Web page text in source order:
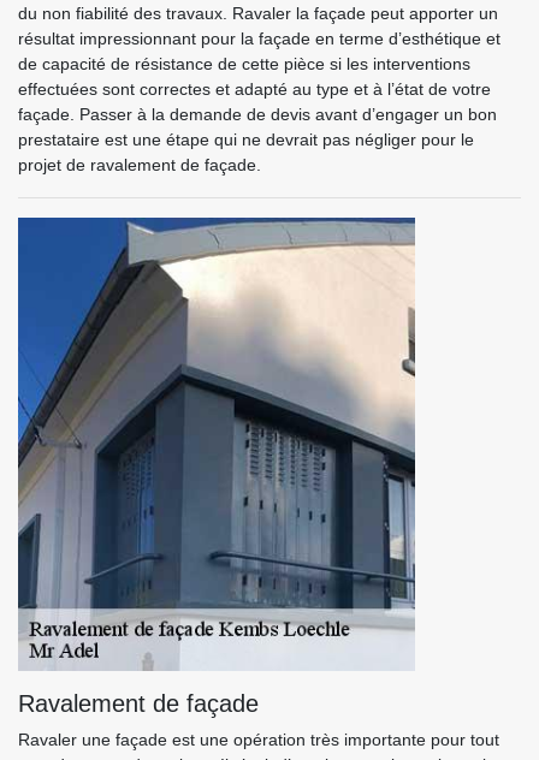
du non fiabilité des travaux. Ravaler la façade peut apporter un
résultat impressionnant pour la façade en terme d’esthétique et
de capacité de résistance de cette pièce si les interventions
effectuées sont correctes et adapté au type et à l’état de votre
façade. Passer à la demande de devis avant d’engager un bon
prestataire est une étape qui ne devrait pas négliger pour le
projet de ravalement de façade.
Ravalement de façade
Ravaler une façade est une opération très importante pour tout